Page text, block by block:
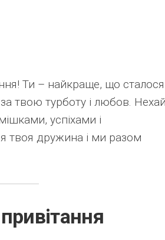
Ти – найкраще, що сталося
твою турботу і любов. Нехай
успіхами і
твоя дружина і ми разом